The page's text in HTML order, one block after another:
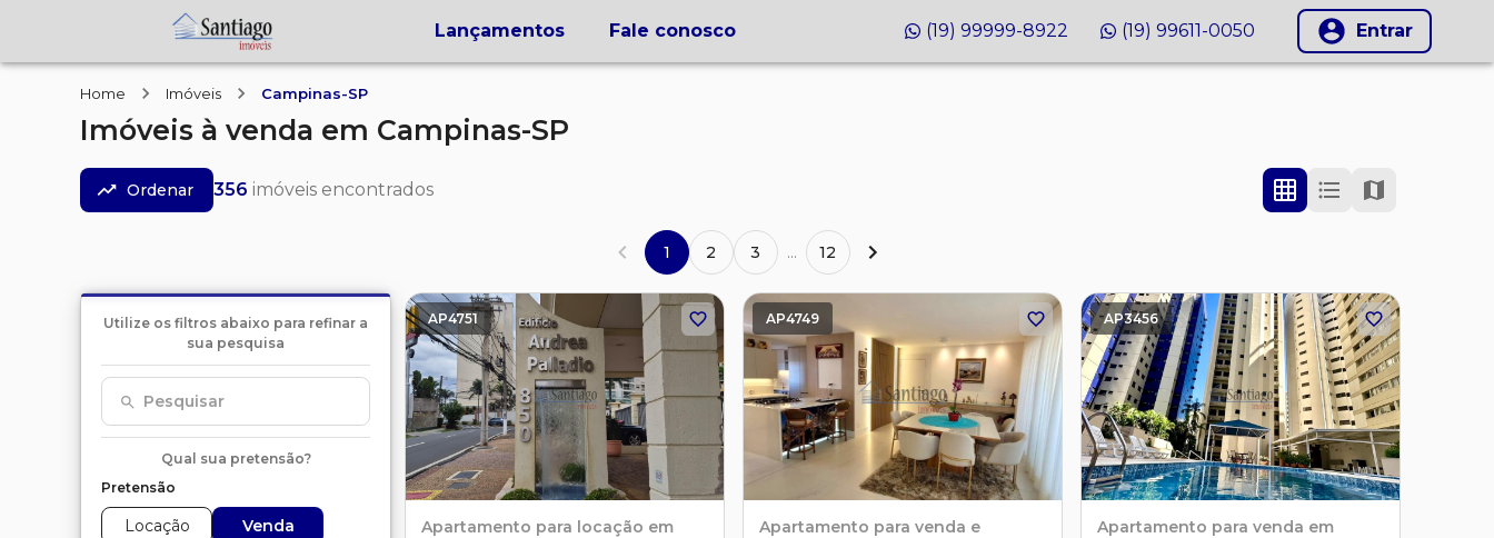
Lançamentos Fale conosco (19) 99999-8922 (19) 99611-0050 Entrar
Home Imóveis Campinas-SP
Imóveis à venda em Campinas-SP
Ordenar 356 imóveis encontrados
1 2 3 ... 12
Utilize os filtros abaixo para refinar a
sua pesquisa
Pesquisar
Qual sua pretensão?
Pretensão
Locação
Venda
AP4751
Apartamento para locação em
AP4749
Apartamento para venda e
AP3456
Apartamento para venda em